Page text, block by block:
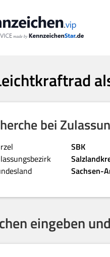
bei
SBK
Sachsen-
eingeben